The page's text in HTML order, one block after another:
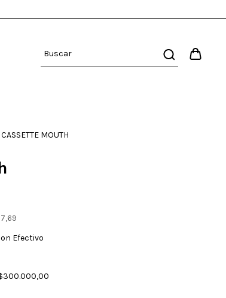
CASSETTE MOUTH
Efectivo